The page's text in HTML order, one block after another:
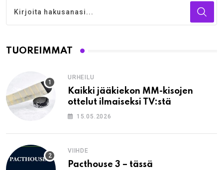
TUOREIMMAT
URHEILU
Kaikki jääkiekon MM-kisojen
ottelut ilmaiseksi TV:stä
15.05.2026
VIIHDE
Pacthouse 3 – tässä